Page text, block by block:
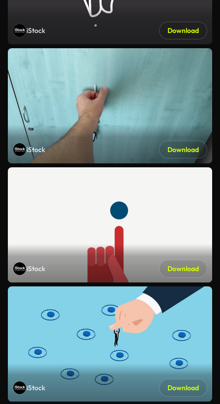
iStock Download
iStock Download
iStock Download
iStock Download